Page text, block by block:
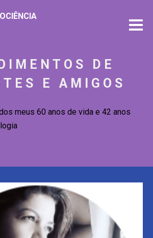
DE
E AMIGOS
meus 60 anos de vida e 42 anos